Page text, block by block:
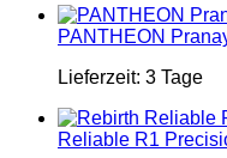
PANTHEON
Lieferzeit: 3 Tage
Reliable R1